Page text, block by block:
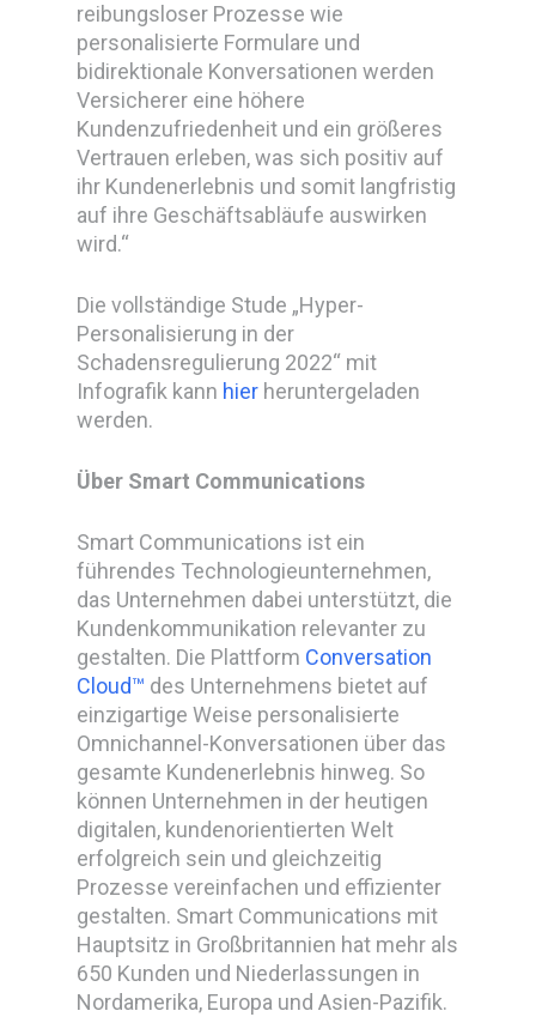
reibungsloser Prozesse wie
personalisierte Formulare und
bidirektionale Konversationen werden
Versicherer eine höhere
Kundenzufriedenheit und ein größeres
Vertrauen erleben, was sich positiv auf
ihr Kundenerlebnis und somit langfristig
auf ihre Geschäftsabläufe auswirken
wird.“
Die vollständige Stude „Hyper-
Personalisierung in der
Schadensregulierung 2022“ mit
Infografik kann hier heruntergeladen
werden.
Über Smart Communications
Smart Communications ist ein
führendes Technologieunternehmen,
das Unternehmen dabei unterstützt, die
Kundenkommunikation relevanter zu
gestalten. Die Plattform Conversation
Cloud™ des Unternehmens bietet auf
einzigartige Weise personalisierte
Omnichannel-Konversationen über das
gesamte Kundenerlebnis hinweg. So
können Unternehmen in der heutigen
digitalen, kundenorientierten Welt
erfolgreich sein und gleichzeitig
Prozesse vereinfachen und effizienter
gestalten. Smart Communications mit
Hauptsitz in Großbritannien hat mehr als
650 Kunden und Niederlassungen in
Nordamerika, Europa und Asien-Pazifik.